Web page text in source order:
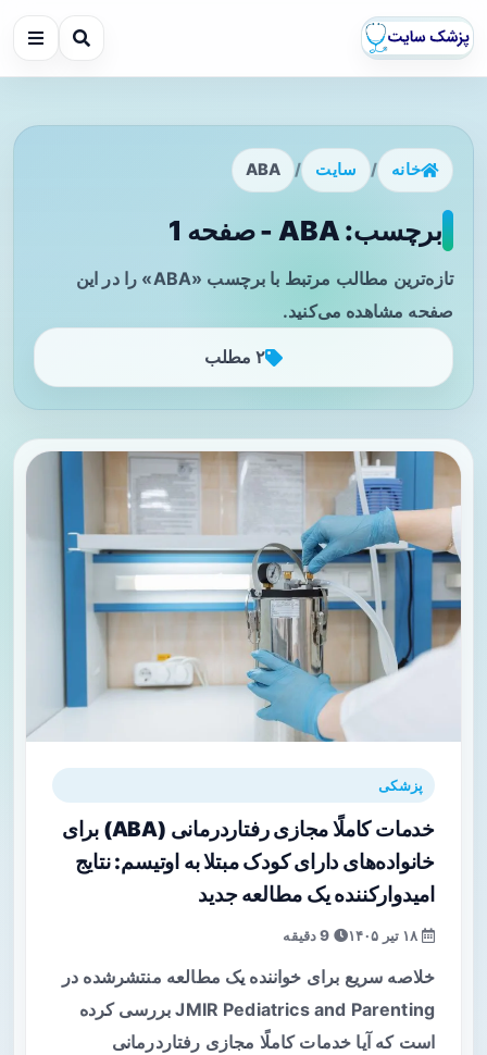
خانه / سایت /
ABA
برچسب: ABA - صفحه 1
تازه‌ترین مطالب مرتبط با برچسب «ABA» را در این
صفحه مشاهده می‌کنید.
۲ مطلب
پزشکی
خدمات کاملًا مجازی رفتاردرمانی (ABA) برای
خانواده‌های دارای کودک مبتلا به اوتیسم: نتایج
امیدوارکننده یک مطالعه جدید
خلاصه سریع برای خواننده یک مطالعه منتشرشده در
JMIR Pediatrics and Parenting بررسی کرده
است که آیا خدمات کاملًا مجازی رفتاردرمانی